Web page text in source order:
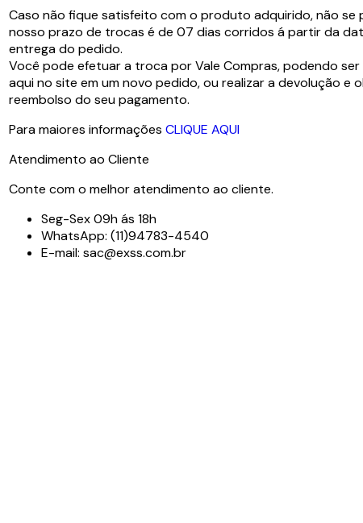
Caso não fique satisfeito com o produto adquirido, não se
nosso prazo de trocas é de 07 dias corridos á partir da
entrega do pedido.
Você pode efetuar a troca por Vale Compras, podendo ser
aqui no site em um novo pedido, ou realizar a devolução e
reembolso do seu pagamento.
Para maiores informações CLIQUE AQUI
Atendimento ao Cliente
Conte com o melhor atendimento ao cliente.
Seg-Sex 09h ás 18h
WhatsApp: (11)94783-4540
E-mail: sac@exss.com.br